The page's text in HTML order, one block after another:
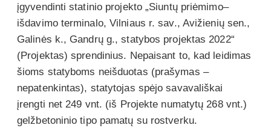
įgyvendinti statinio projekto „Siuntų priėmimo–
išdavimo terminalo, Vilniaus r. sav., Avižienių sen.,
Galinės k., Gandrų g., statybos projektas 2022“
(Projektas) sprendinius. Nepaisant to, kad leidimas
šioms statyboms neišduotas (prašymas –
nepatenkintas), statytojas spėjo savavališkai
įrengti net 249 vnt. (iš Projekte numatytų 268 vnt.)
gelžbetoninio tipo pamatų su rostverku.